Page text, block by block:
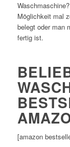
Möglichkeit mal
belegt oder man
fertig ist.
[amazon